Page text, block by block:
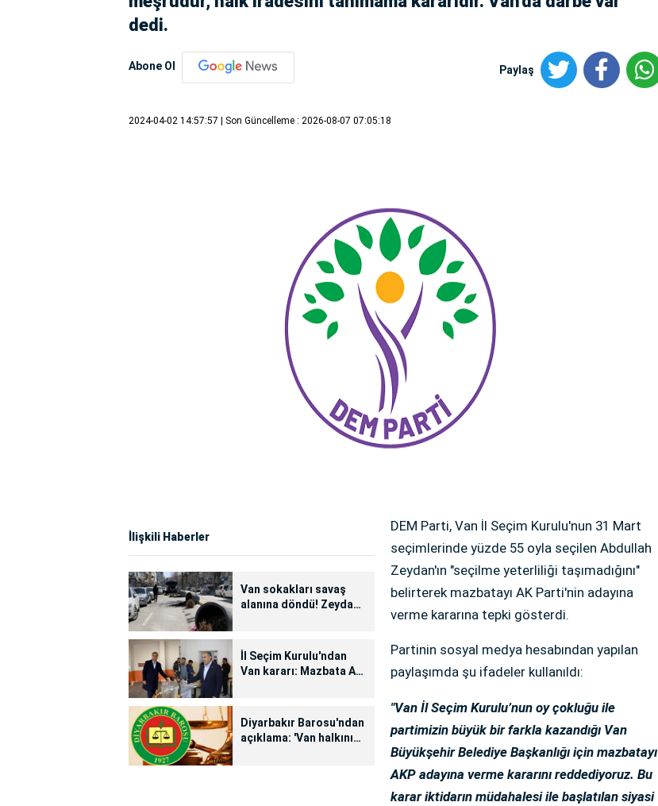
dedi.
Abone Ol Paylaş
2024-04-02 14:57:57 | Son Güncelleme : 2026-08-07 07:05:18
İlişkili Haberler
Van sokakları savaş
alanına döndü! Zeydan
İl Seçim Kurulu'ndan
Van kararı: Mazbata AK
Diyarbakır Barosu'ndan
açıklama: 'Van halkının
DEM Parti, Van İl Seçim Kurulu'nun 31 Mart
seçimlerinde yüzde 55 oyla seçilen Abdullah
Zeydan'ın "seçilme yeterliliği taşımadığını"
belirterek mazbatayı AK Parti'nin adayına
verme kararına tepki gösterdi.
Partinin sosyal medya hesabından yapılan
paylaşımda şu ifadeler kullanıldı:
"Van İl Seçim Kurulu’nun oy çokluğu ile
partimizin büyük bir farkla kazandığı Van
Büyükşehir Belediye Başkanlığı için mazbatayı
AKP adayına verme kararını reddediyoruz. Bu
karar iktidarın müdahalesi ile başlatılan siyasi